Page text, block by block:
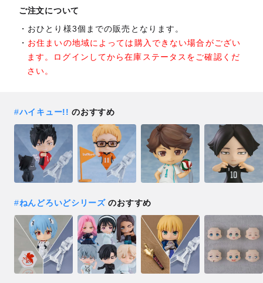
ご注文について
おひとり様3個までの販売となります。
お住まいの地域によっては購入できない場合がござい
ます。ログインしてから在庫ステータスをご確認くだ
さい。
#ハイキュー!! のおすすめ
#ねんどろいどシリーズのおすすめ